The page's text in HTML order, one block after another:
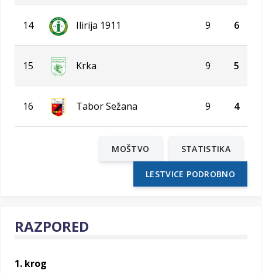
14 Ilirija 1911 9 6
15 Krka 9 5
16 Tabor Sežana 9 4
MOŠTVO STATISTIKA
LESTVICE PODROBNO
RAZPORED
1. krog